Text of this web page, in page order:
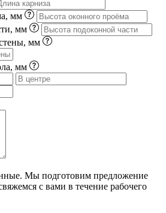
мм
мм
мм
мм
Мы подготовим предложение
с вами в течение рабочего